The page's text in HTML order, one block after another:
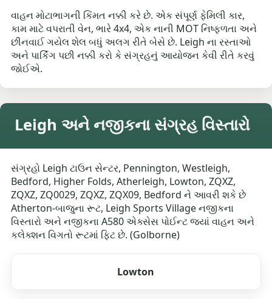
વાહન મોટાભાગની કિંમત નક્કી કરે છે. એક સંપૂર્ણ ફેમિલી કાર,
કામ માટે વપરાતી વેન, ભારે 4x4, એક નાની MOT નિષ્ફળતા અને
છીનવાઈ ગયેલ શેલ બધું અલગ રીતે બેસે છે. Leigh ના રસ્તાઓ
અને પાર્કિંગ પછી નક્કી કરો કે સંગ્રહનું આયોજન કેવી રીતે કરવું
જોઈએ.
Leigh અને નજીકના સંગ્રહ વિસ્તારો
સંગ્રહો Leigh ટાઉન સેન્ટર, Pennington, Westleigh,
Bedford, Higher Folds, Atherleigh, Lowton, ZQXZ,
ZQXZ, ZQ0029, ZQXZ, ZQX09, Bedford ને આવરી શકે છે
Atherton-બાજુના રૂટ, Leigh Sports Village નજીકના
વિસ્તારો અને નજીકના A580 એક્સેસ પોઈન્ટ જ્યાં વાહન અને
કલેક્શન વિગતો રૂટમાં ફિટ છે. (Golborne)
Lowton